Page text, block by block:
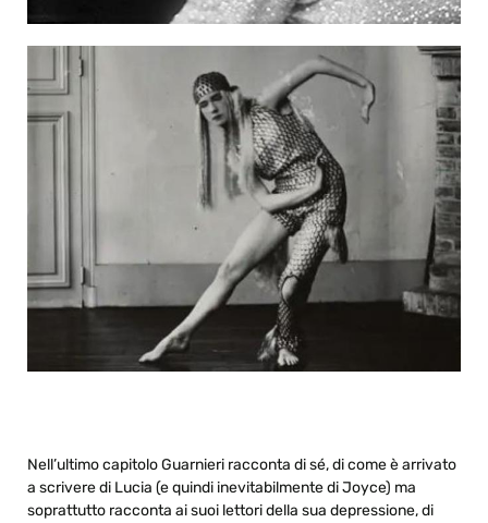
Nell’ultimo capitolo Guarnieri racconta di sé, di come è arrivato
a scrivere di Lucia (e quindi inevitabilmente di Joyce) ma
soprattutto racconta ai suoi lettori della sua depressione, di